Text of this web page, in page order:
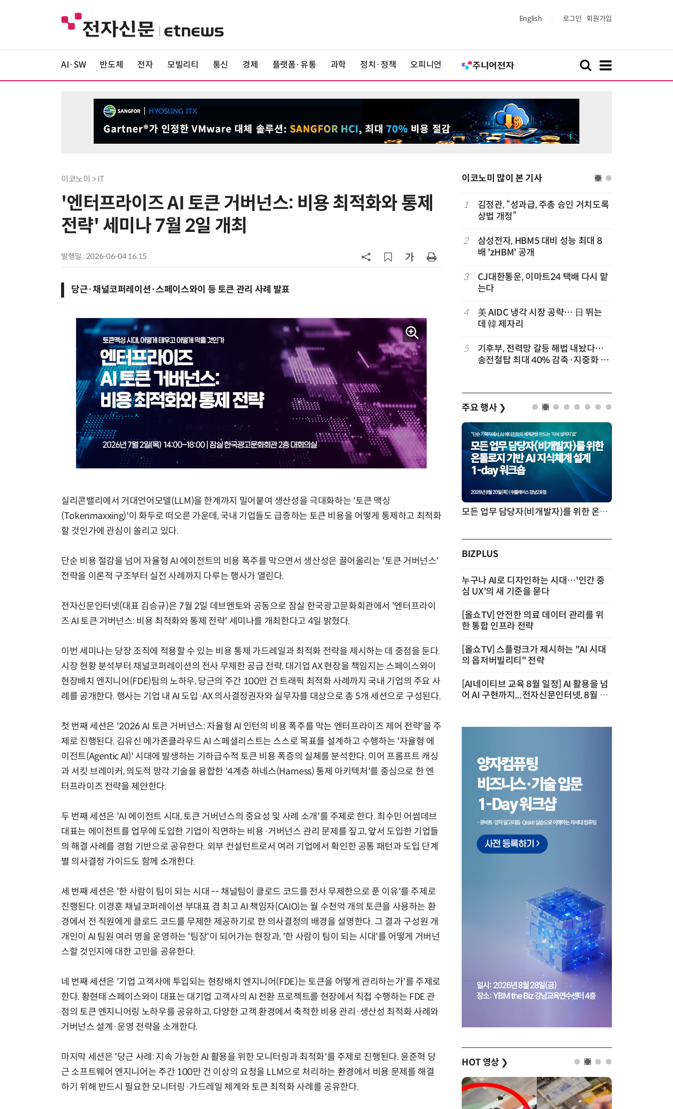
English 로그인 회원가입
AI·SW 반도체 전자 모빌리티 통신 경제 플랫폼·유통 과학 정치·정책 오피니언
이코노미 > IT
'엔터프라이즈 AI 토큰 거버넌스: 비용 최적화와 통제
전략' 세미나 7월 2일 개최
발행일 : 2026-06-04 16:15
당근·채널코퍼레이션·스페이스와이 등 토큰 관리 사례 발표
실리콘밸리에서 거대언어모델(LLM)을 한계까지 밀어붙여 생산성을 극대화하는 '토큰 맥싱
(Tokenmaxxing)'이 화두로 떠오른 가운데, 국내 기업들도 급증하는 토큰 비용을 어떻게 통제하고 최적화
할 것인가에 관심이 쏠리고 있다.
단순 비용 절감을 넘어 자율형 AI 에이전트의 비용 폭주를 막으면서 생산성은 끌어올리는 '토큰 거버넌스'
전략을 이론적 구조부터 실전 사례까지 다루는 행사가 열린다.
전자신문인터넷(대표 김승규)은 7월 2일 데브멘토와 공동으로 잠실 한국광고문화회관에서 '엔터프라이
즈 AI 토큰 거버넌스: 비용 최적화와 통제 전략' 세미나를 개최한다고 4일 밝혔다.
이번 세미나는 당장 조직에 적용할 수 있는 비용 통제 가드레일과 최적화 전략을 제시하는 데 중점을 둔다.
시장 현황 분석부터 채널코퍼레이션의 전사 무제한 공급 전략, 대기업 AX 현장을 책임지는 스페이스와이
현장배치 엔지니어(FDE)팀의 노하우, 당근의 주간 100만 건 트래픽 최적화 사례까지 국내 기업의 주요 사
례를 공개한다. 행사는 기업 내 AI 도입·AX 의사결정권자와 실무자를 대상으로 총 5개 세션으로 구성된다.
첫 번째 세션은 '2026 AI 토큰 거버넌스: 자율형 AI 인턴의 비용 폭주를 막는 엔터프라이즈 제어 전략'을 주
제로 진행된다. 김유신 메가존클라우드 AI 스페셜리스트는 스스로 목표를 설계하고 수행하는 '자율형 에
이전트(Agentic AI)' 시대에 발생하는 기하급수적 토큰 비용 폭증의 실체를 분석한다. 이어 프롬프트 캐싱
과 서킷 브레이커, 의도적 망각 기술을 융합한 '4계층 하네스(Harness) 통제 아키텍처'를 중심으로 한 엔
터프라이즈 전략을 제안한다.
두 번째 세션은 'AI 에이전트 시대, 토큰 거버넌스의 중요성 및 사례 소개'를 주제로 한다. 최수민 어썸데브
대표는 에이전트를 업무에 도입한 기업이 직면하는 비용·거버넌스 관리 문제를 짚고, 앞서 도입한 기업들
의 해결 사례를 경험 기반으로 공유한다. 외부 컨설턴트로서 여러 기업에서 확인한 공통 패턴과 도입 단계
별 의사결정 가이드도 함께 소개한다.
세 번째 세션은 '한 사람이 팀이 되는 시대 -- 채널팀이 클로드 코드를 전사 무제한으로 푼 이유'를 주제로
진행된다. 이경훈 채널코퍼레이션 부대표 겸 최고 AI 책임자(CAIO)는 월 수천억 개의 토큰을 사용하는 환
경에서 전 직원에게 클로드 코드를 무제한 제공하기로 한 의사결정의 배경을 설명한다. 그 결과 구성원 개
개인이 AI 팀원 여러 명을 운영하는 '팀장'이 되어가는 현장과, '한 사람이 팀이 되는 시대'를 어떻게 거버넌
스할 것인지에 대한 고민을 공유한다.
네 번째 세션은 '기업 고객사에 투입되는 현장배치 엔지니어(FDE)는 토큰을 어떻게 관리하는가'를 주제로
한다. 황현태 스페이스와이 대표는 대기업 고객사의 AI 전환 프로젝트를 현장에서 직접 수행하는 FDE 관
점의 토큰 엔지니어링 노하우를 공유하고, 다양한 고객 환경에서 축적한 비용 관리·생산성 최적화 사례와
거버넌스 설계·운영 전략을 소개한다.
마지막 세션은 '당근 사례: 지속 가능한 AI 활용을 위한 모니터링과 최적화'를 주제로 진행된다. 윤준혁 당
근 소프트웨어 엔지니어는 주간 100만 건 이상의 요청을 LLM으로 처리하는 환경에서 비용 문제를 해결
하기 위해 반드시 필요한 모니터링·가드레일 체계와 토큰 최적화 사례를 공유한다.
이코노미 많이 본 기사
6
호남권 반도체 유례없는 '속도전'…
보다 상폐기업 더 많아질듯
더스 'T-카페', 이마트 첫 입점
10 [신차 드라이브] BYD, PHEV '씨라이
언 6 DM-i'
1
김정관, “성과급, 주총 승인 거치도록
상법 개정”
2
삼성전자, HBM5 대비 성능 최대 8
배 'zHBM' 공개
3
CJ대한통운, 이마트24 택배 다시 맡
는다
4
美 AIDC 냉각 시장 공략… 日 뛰는
데 韓 제자리
5
기후부, 전력망 갈등 해법 내놨다…
송전철탑 최대 40% 감축·지중화 확
주요 행사 ❯
AI × Design : UX 디자이너의 5가지 생존 전략과 실전 대응 현업에서 바로 쓰는 "하네스 엔지니어링" 실습 교육 모든 업무 담당자(비개발자)를 위한 온톨로지 기반 AI 지식체계 설계 1-day 워크숍
BIZPLUS
누구나 AI로 디자인하는 시대…'인간 중
심 UX'의 새 기준을 묻다
[올쇼TV] 안전한 의료 데이터 관리를 위
한 통합 인프라 전략
[올쇼TV] 스플렁크가 제시하는 "AI 시대
의 옵저버빌리티" 전략
[AI네이티브 교육 8월 일정] AI 활용을 넘
어 AI 구현까지...전자신문인터넷, 8월 실
HOT 영상 ❯